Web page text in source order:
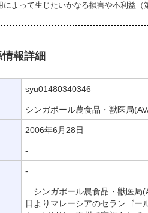
によって生じたいかなる損害や不利益
報詳細
syu01480340346
シンガポール農食品・獣医局
2006年6月28日
-
-
シンガポール農食品・獣医局
日よりマレーシアのセランゴー